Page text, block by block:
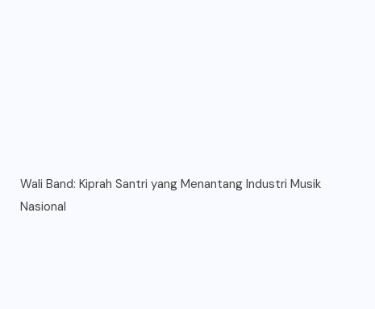
Wali Band: Kiprah Santri yang Menantang Industri Musik
Nasional